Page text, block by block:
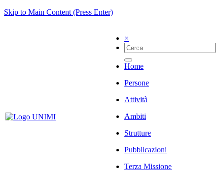
Skip to Main Content (Press Enter)
×
Home
Persone
Attività
Ambiti
Strutture
Pubblicazioni
Terza Missione